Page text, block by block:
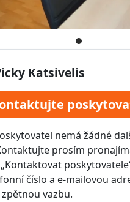
Katsivelis
nemá žádné
prosím
číslo a e-mailovou
vazbu.